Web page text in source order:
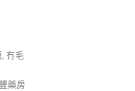
冇毛
藥房